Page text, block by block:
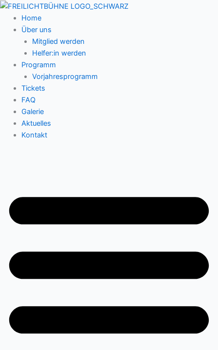
Zum
Inhalt
springen
Home
Über uns
Mitglied werden
Helfer:in werden
Programm
Vorjahresprogramm
Tickets
FAQ
Galerie
Aktuelles
Kontakt